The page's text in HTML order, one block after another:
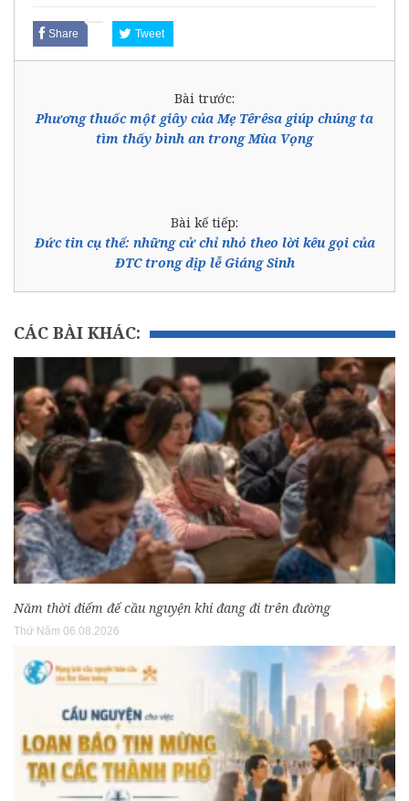
Share Tweet
Bài trước:
Phương thuốc một giây của Mẹ Têrêsa giúp chúng ta
tìm thấy bình an trong Mùa Vọng
Bài kế tiếp:
Đức tin cụ thể: những cử chỉ nhỏ theo lời kêu gọi của
ĐTC trong dịp lễ Giáng Sinh
CÁC BÀI KHÁC:
Năm thời điểm để cầu nguyện khi đang đi trên đường
Thứ Năm 06.08.2026